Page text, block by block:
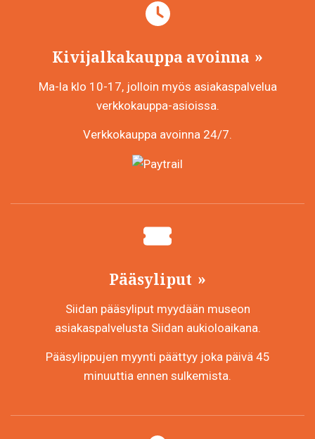
Kivijalkakauppa avoinna
Ma-la klo 10-17, jolloin myös asiakaspalvelua
verkkokauppa-asioissa.
Verkkokauppa avoinna 24/7.
Pääsyliput
Siidan pääsyliput myydään museon
asiakaspalvelusta Siidan aukioloaikana.
Pääsylippujen myynti päättyy joka päivä 45
minuuttia ennen sulkemista.